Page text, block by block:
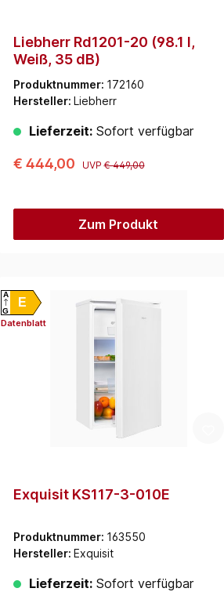
Liebherr Rd1201-20 (98.1 l,
Weiß, 35 dB)
Produktnummer: 172160
Hersteller: Liebherr
Lieferzeit:Sofort verfügbar
€ 444,00 UVP€ 449,00
Zum Produkt
E
A
G
Datenblatt
Exquisit KS117-3-010E
Produktnummer: 163550
Hersteller: Exquisit
Lieferzeit:Sofort verfügbar